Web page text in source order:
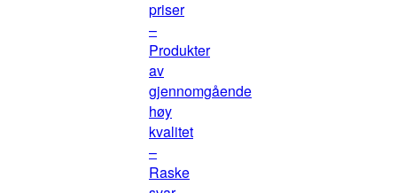
priser
–
Produkter
av
gjennomgående
høy
kvalitet
–
Raske